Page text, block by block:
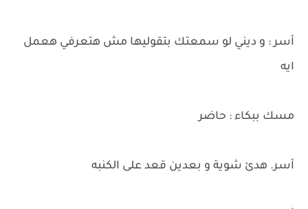
أسر : و ديني لو سمعتك بتقوليها مش هتعرفي هعمل
ايه
مسك ببكاء : حاضر
أسر. هدئ شوية و بعدين قعد على الكنبه